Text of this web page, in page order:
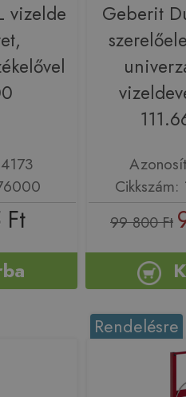
vizelde
Geberit
99 800 Ft
Rendelésre